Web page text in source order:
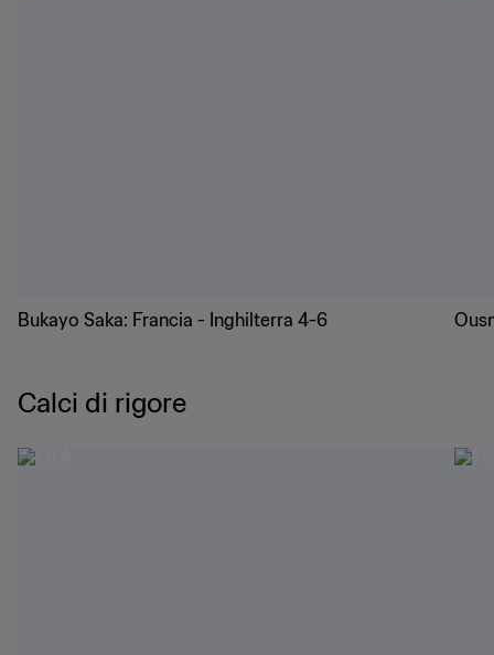
Bukayo Saka: Francia - Inghilterra 4-6
Calci di rigore